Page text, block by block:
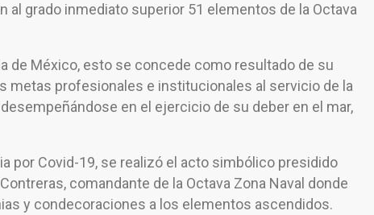
al grado inmediato superior 51 elementos de la Octava
de México, esto se concede como resultado de su
metas profesionales e institucionales al servicio de la
en el ejercicio de su deber en el mar,
por Covid-19, se realizó el acto simbólico presidido
comandante de la Octava Zona Naval donde
y condecoraciones a los elementos ascendidos.